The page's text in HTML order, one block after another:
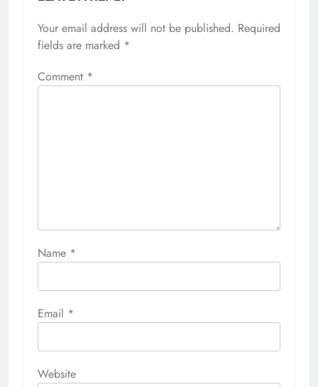
Your email address will not be published. Required
fields are marked *
Comment *
Name *
Email *
Website